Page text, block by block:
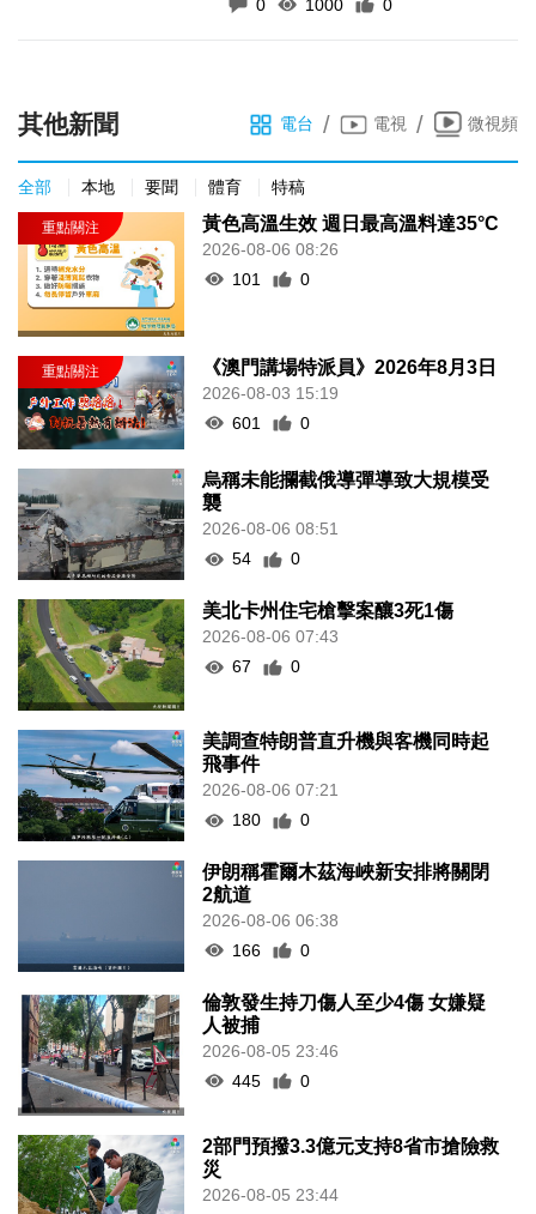
0 1000 0
其他新聞 電台 / 電視 / 微視頻
全部 本地 要聞 體育 特稿
黃色高溫生效 週日最高溫料達35°C
2026-08-06 08:26
101
0
《澳門講場特派員》2026年8月3日
2026-08-03 15:19
601
0
烏稱未能攔截俄導彈導致大規模受
襲
2026-08-06 08:51
54
0
美北卡州住宅槍擊案釀3死1傷
2026-08-06 07:43
67
0
美調查特朗普直升機與客機同時起
飛事件
2026-08-06 07:21
180
0
伊朗稱霍爾木茲海峽新安排將關閉
2航道
2026-08-06 06:38
166
0
倫敦發生持刀傷人至少4傷 女嫌疑
人被捕
2026-08-05 23:46
445
0
2部門預撥3.3億元支持8省市搶險救
災
2026-08-05 23:44